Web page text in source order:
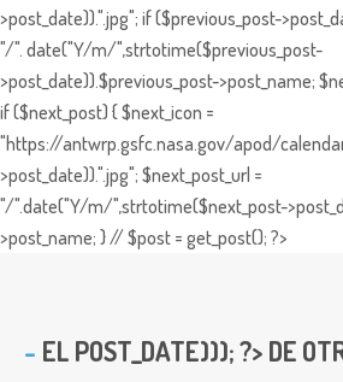
>post_date)).".jpg"; if ($previous_post-
"/". date("Y/m/",strtotime($previous_post-
>post_date)).$previous_post->post_name;
if ($next_post) { $next_icon =
"https://antwrp.gsfc.nasa.gov/apod/
>post_date)).".jpg"; $next_post_url =
"/".date("Y/m/",strtotime($next_post-
>post_name; } // $post = get_post(); ?>
EL POST_DATE))); ?> DE